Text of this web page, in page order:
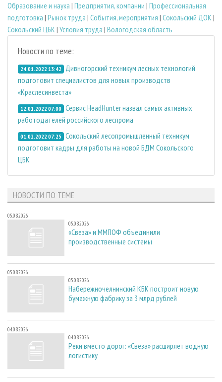
Образование и наука | Предприятия, компании | Профессиональная
подготовка | Рынок труда | События, мероприятия | Сокольский ДОК |
Сокольский ЦБК | Условия труда | Вологодская область
Новости по теме:
24.01.2022 13:42
Дивногорский техникум лесных технологий
подготовит специалистов для новых производств
«Краслесинвеста»
12.01.2022 07:00 Сервис HeadHunter назвал самых активных
работодателей российского леспрома
01.02.2022 07:25 Сокольский лесопромышленный техникум
подготовит кадры для работы на новой БДМ Сокольского
ЦБК
НОВОСТИ ПО ТЕМЕ
05.08.2026
05.08.2026
«Свеза» и ММПОФ объединили
производственные системы
05.08.2026
05.08.2026
Набережночелнинский КБК построит новую
бумажную фабрику за 3 млрд рублей
04.08.2026
04.08.2026
Реки вместо дорог: «Свеза» расширяет водную
логистику